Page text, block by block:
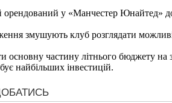
у «Манчестер Юнайтед»
змушують клуб розглядати
частину літнього бюджету
найбільших інвестицій.